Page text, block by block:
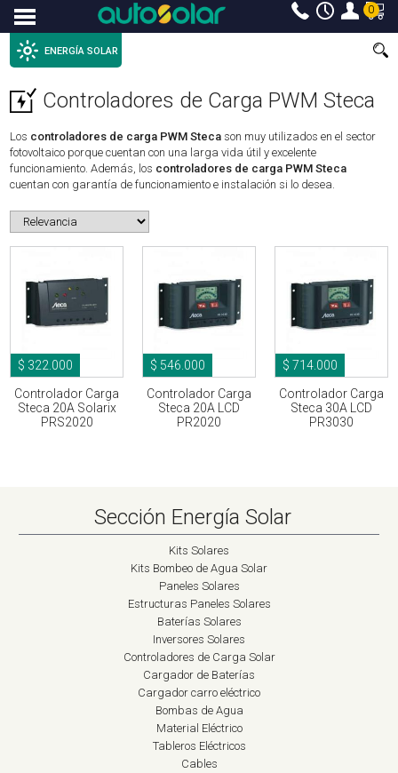
Menu 0
ENERGÍA SOLAR
Controladores de Carga PWM Steca
Los controladores de carga PWM Steca son muy utilizados en el sector
fotovoltaico porque cuentan con una larga vida útil y excelente
funcionamiento. Además, los controladores de carga PWM Steca
cuentan con garantía de funcionamiento e instalación si lo desea.
$ 322.000
Controlador Carga
Steca 20A Solarix
PRS2020
$ 546.000
Controlador Carga
Steca 20A LCD
PR2020
$ 714.000
Controlador Carga
Steca 30A LCD
PR3030
Sección Energía Solar
Kits Solares
Kits Bombeo de Agua Solar
Paneles Solares
Estructuras Paneles Solares
Baterías Solares
Inversores Solares
Controladores de Carga Solar
Cargador de Baterías
Cargador carro eléctrico
Bombas de Agua
Material Eléctrico
Tableros Eléctricos
Cables